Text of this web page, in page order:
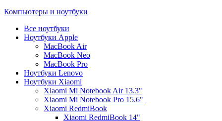
Компьютеры и ноутбуки
Все ноутбуки
Ноутбуки Apple
MacBook Air
MacBook Neo
MacBook Pro
Ноутбуки Lenovo
Ноутбуки Xiaomi
Xiaomi Mi Notebook Air 13.3"
Xiaomi Mi Notebook Pro 15.6"
Xiaomi RedmiBook
Xiaomi RedmiBook 14"